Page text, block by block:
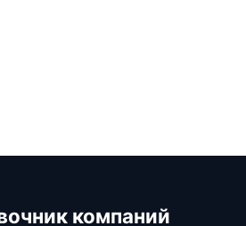
компаний